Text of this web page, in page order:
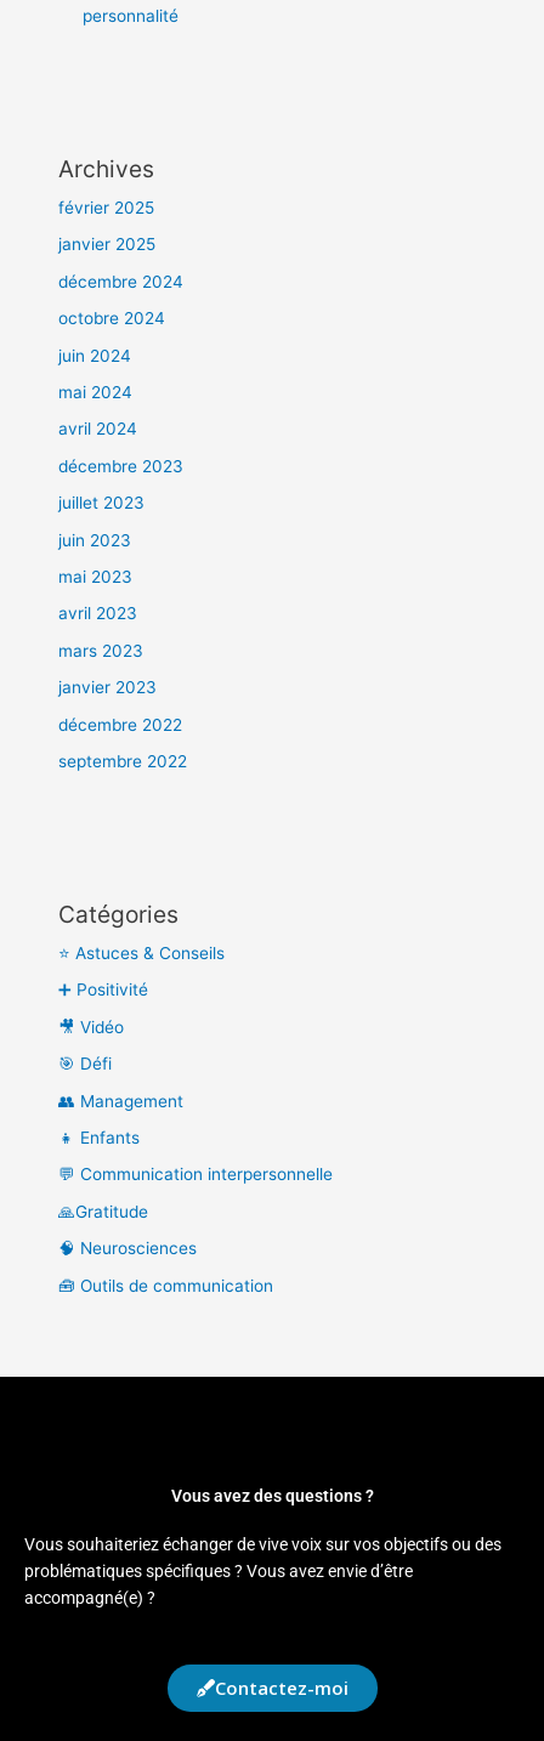
personnalité
Archives
février 2025
janvier 2025
décembre 2024
octobre 2024
juin 2024
mai 2024
avril 2024
décembre 2023
juillet 2023
juin 2023
mai 2023
avril 2023
mars 2023
janvier 2023
décembre 2022
septembre 2022
Catégories
⭐ Astuces & Conseils
➕ Positivité
🎥 Vidéo
🎯 Défi
👥 Management
👧 Enfants
💬 Communication interpersonnelle
🙏Gratitude
🧠 Neurosciences
🧰 Outils de communication
Vous avez des questions ?
Vous souhaiteriez échanger de vive voix sur vos objectifs ou des
problématiques spécifiques ? Vous avez envie d’être
accompagné(e) ?
Contactez-moi